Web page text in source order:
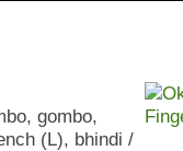
gombo,
(L), bhindi /